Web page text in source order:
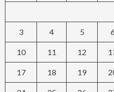
3 4 5 6
10 11 12
17 18 19